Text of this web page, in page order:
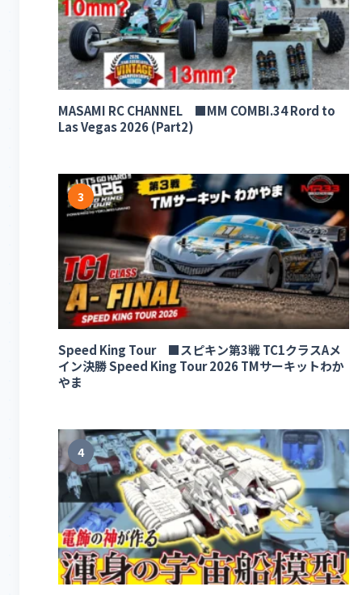
MASAMI RC CHANNEL ■MM COMBI.34 Rord to
Las Vegas 2026 (Part2)
3
Speed King Tour ■スピキン第3戦 TC1クラスAメ
イン決勝 Speed King Tour 2026 TMサーキットわか
やま
4